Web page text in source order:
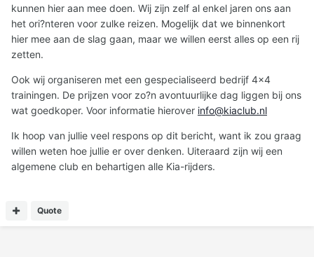
kunnen hier aan mee doen. Wij zijn zelf al enkel jaren ons aan
het ori?nteren voor zulke reizen. Mogelijk dat we binnenkort
hier mee aan de slag gaan, maar we willen eerst alles op een rij
zetten.
Ook wij organiseren met een gespecialiseerd bedrijf 4x4
trainingen. De prijzen voor zo?n avontuurlijke dag liggen bij ons
wat goedkoper. Voor informatie hierover info@kiaclub.nl
Ik hoop van jullie veel respons op dit bericht, want ik zou graag
willen weten hoe jullie er over denken. Uiteraard zijn wij een
algemene club en behartigen alle Kia-rijders.
Quote